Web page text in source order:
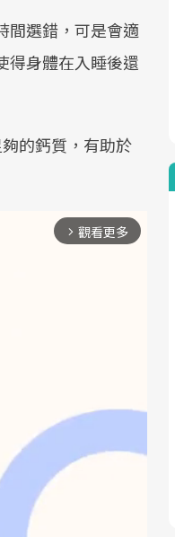
間選錯，可是會適
得身體在入睡後還
的鈣質，有助於
arrow_forward_ios 觀看更多
而，健檢不只是醫
民眾了解自身健康
的重要起點。